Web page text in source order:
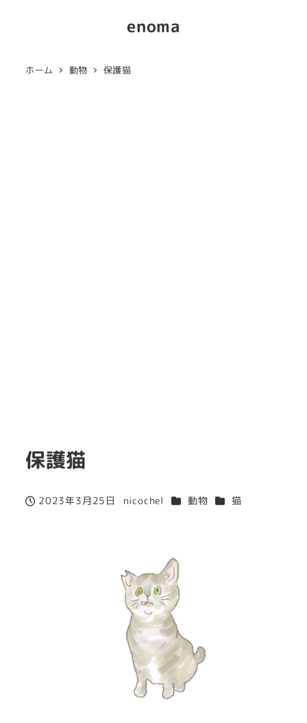
enoma
ホーム 動物 保護猫
保護猫
投稿日
2023年3月25日
著
nicochel カテゴリー
動物 カテゴリー
猫